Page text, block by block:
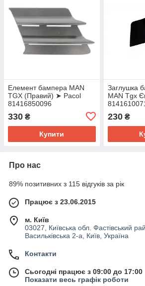
Елемент бампера MAN
TGX (Правий) ➤ Pacol
81416850096
330 ₴
Купити
Заглушка
MAN Tgx
230₴
Про нас
89% позитивних з 115 відгуків за рік
Працює з 23.06.2015
м. Київ
03027, Київська обл. Фастівський
Васильківська 2-а, Київ, Україна
Контакти
Сьогодні працює з 09:00 до 17:00
Показати весь графік роботи